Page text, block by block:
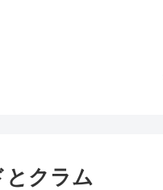
クラム